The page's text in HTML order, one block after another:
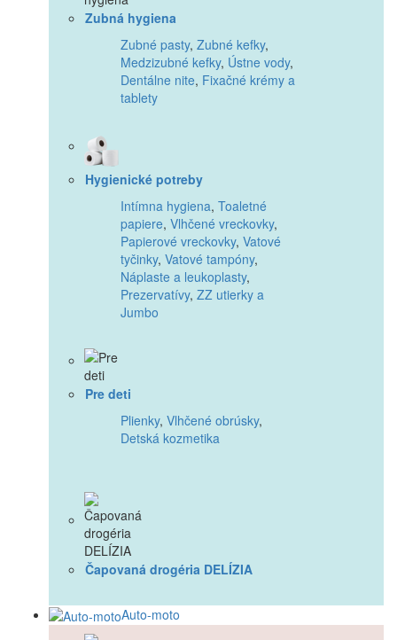
Zubná hygiena
Zubné pasty, Zubné kefky,
Medzizubné kefky, Ústne vody,
Dentálne nite, Fixačné krémy a
tablety
Hygienické potreby
Intímna hygiena, Toaletné
papiere, Vlhčené vreckovky,
Papierové vreckovky, Vatové
tyčinky, Vatové tampóny,
Náplaste a leukoplasty,
Prezervatívy, ZZ utierky a
Jumbo
Pre deti
Plienky, Vlhčené obrúsky,
Detská kozmetika
Čapovaná drogéria DELÍZIA
Auto-moto